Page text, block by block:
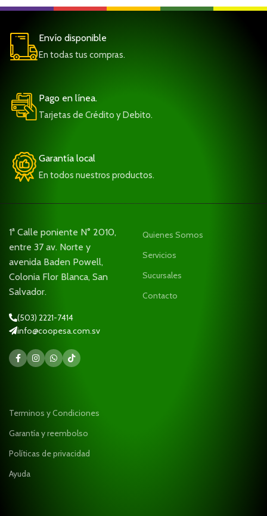
Envío disponible
En todas tus compras.
Pago en línea.
Tarjetas de Crédito y Debito.
Garantía local
En todos nuestros productos.
1ª Calle poniente N° 2010,
entre 37 av. Norte y
avenida Baden Powell,
Colonia Flor Blanca, San
Salvador.
(503) 2221-7414
info@coopesa.com.sv
Quienes Somos
Servicios
Sucursales
Contacto
Terminos y Condiciones
Garantía y reembolso
Políticas de privacidad
Ayuda